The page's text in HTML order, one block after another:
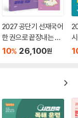
2027 공단기 선재국어
한 권으로 끝장내는 올
인원 공무원 국어
10% 26,100원